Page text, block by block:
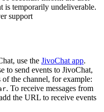
is temporarily undeliverable.
support
use the JivoChat app.
to send events to JivoChat,
the channel, for example:
. To receive messages from
the URL to receive events